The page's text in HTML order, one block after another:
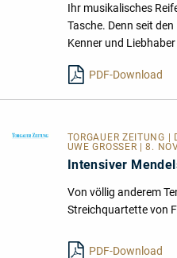
Ihr musikalisches
Tasche. Denn seit
Kenner und
PDF-Download
TORGAUER ZEITUNG
UWE GROSSER | 8.
Intensiver
Von völlig anderem
Streichquartette von
PDF-Download